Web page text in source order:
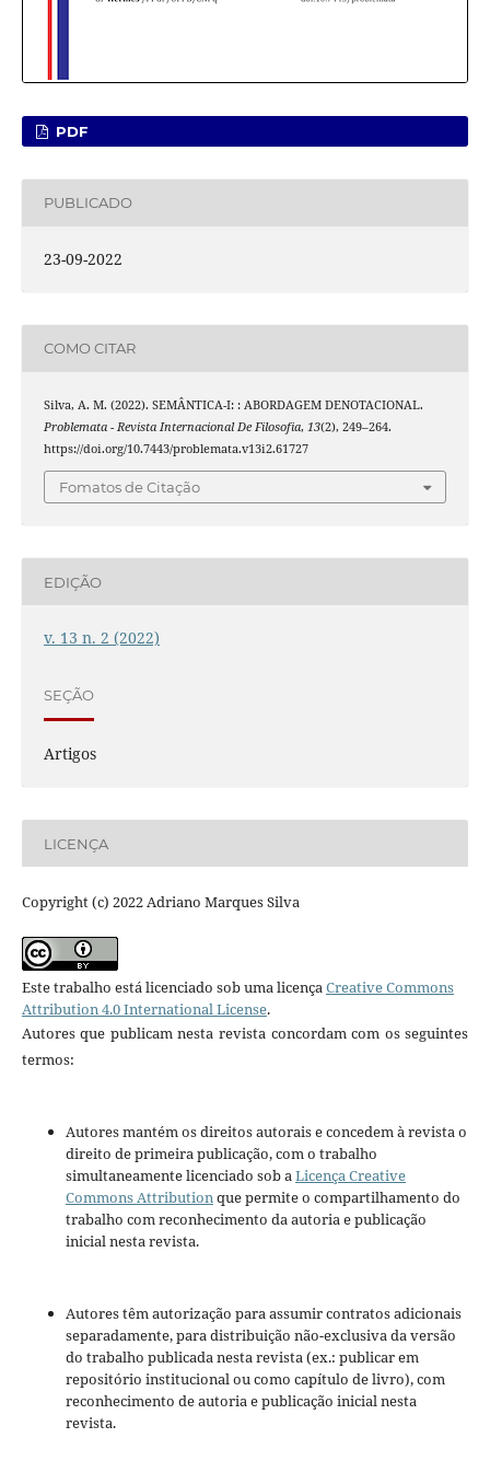
PDF
PUBLICADO
23-09-2022
COMO CITAR
Silva, A. M. (2022). SEMÂNTICA-I: : ABORDAGEM DENOTACIONAL.
Problemata - Revista Internacional De Filosofia, 13(2), 249–264.
https://doi.org/10.7443/problemata.v13i2.61727
Fomatos de Citação
EDIÇÃO
v. 13 n. 2 (2022)
SEÇÃO
Artigos
LICENÇA
Copyright (c) 2022 Adriano Marques Silva
Este trabalho está licenciado sob uma licençaCreative Commons
Attribution 4.0 International License.
Autores que publicam nesta revista concordam com os seguintes
termos:
Autores mantém os direitos autorais e concedem à revista o
direito de primeira publicação, com o trabalho
simultaneamente licenciado sob aLicença Creative
Commons Attributionque permite o compartilhamento do
trabalho com reconhecimento da autoria e publicação
inicial nesta revista.
Autores têm autorização para assumir contratos adicionais
separadamente, para distribuição não-exclusiva da versão
do trabalho publicada nesta revista (ex.: publicar em
repositório institucional ou como capítulo de livro), com
reconhecimento de autoria e publicação inicial nesta
revista.